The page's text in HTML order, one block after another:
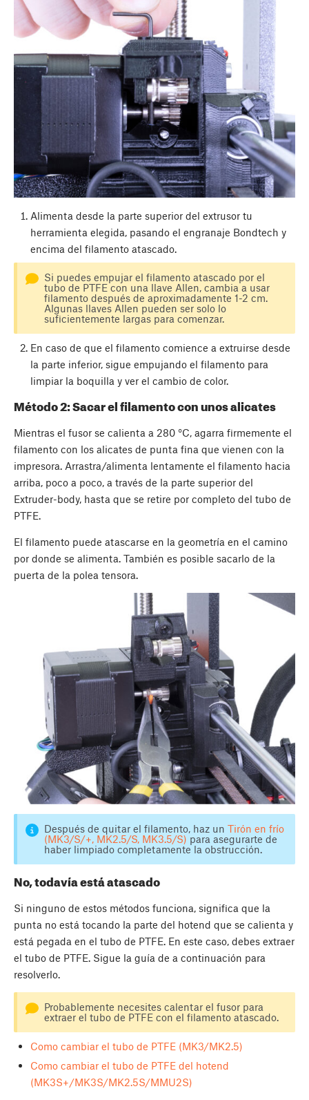
Alimenta desde la parte superior del extrusor tu
herramienta elegida, pasando el engranaje Bondtech y
encima del filamento atascado.
Si puedes empujar el filamento atascado por el
tubo de PTFE con una llave Allen, cambia a usar
filamento después de aproximadamente 1-2 cm.
Algunas llaves Allen pueden ser solo lo
suficientemente largas para comenzar.
En caso de que el filamento comience a extruirse desde
la parte inferior, sigue empujando el filamento para
limpiar la boquilla y ver el cambio de color.
Método 2: Sacar el filamento con unos alicates
Mientras el fusor se calienta a 280 °C, agarra firmemente el
filamento con los alicates de punta fina que vienen con la
impresora. Arrastra/alimenta lentamente el filamento hacia
arriba, poco a poco, a través de la parte superior del
Extruder-body, hasta que se retire por completo del tubo de
PTFE.
El filamento puede atascarse en la geometría en el camino
por donde se alimenta. También es posible sacarlo de la
puerta de la polea tensora.
Después de quitar el filamento, haz un Tirón en frío
(MK3/S/+, MK2.5/S, MK3.5/S) para asegurarte de
haber limpiado completamente la obstrucción.
No, todavía está atascado
Si ninguno de estos métodos funciona, significa que la
punta no está tocando la parte del hotend que se calienta y
está pegada en el tubo de PTFE. En este caso, debes extraer
el tubo de PTFE. Sigue la guía de a continuación para
resolverlo.
Probablemente necesites calentar el fusor para
extraer el tubo de PTFE con el filamento atascado.
Como cambiar el tubo de PTFE (MK3/MK2.5)
Como cambiar el tubo de PTFE del hotend
(MK3S+/MK3S/MK2.5S/MMU2S)